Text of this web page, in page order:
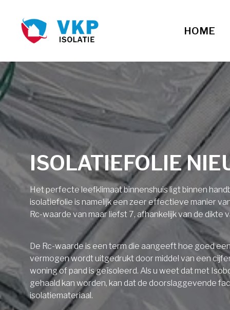
HOME
ISOLATIEFOLIE
Het perfecte leefklimaat binnenshuis ligt binnen
isolatiefolie is namelijk een zeer effectieve manier
Rc-waarde van maar liefst 7, afhankelijk van de dikte
De Rc-waarde is een term die aangeeft hoe goed
vermogen wordt uitgedrukt door middel van een
woning of pand is geïsoleerd. Als u weet dat met
gehaald kan worden, kan dat de doorslaggevende
isolatiemateriaal.